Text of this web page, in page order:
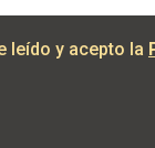
leído y acepto la